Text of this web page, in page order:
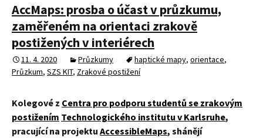
AccMaps: prosba o účast v průzkumu,
zaměřeném na orientaci zrakově
postižených v interiérech
11. 4. 2020 Průzkumy haptické mapy, orientace,
Průzkum, SZS KIT, Zrakové postižení
Kolegové z Centra pro podporu studentů se zrakovým
postižením Technologického institutu v Karlsruhe,
pracující na projektu AccessibleMaps, shánějí